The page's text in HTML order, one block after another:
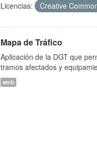
Licencias: Creative
Mapa de Tráfico
Aplicación de la DGT que
tramos afectados y
web